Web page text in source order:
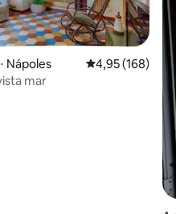
de 5, 76 avaliações
Nápoles 4,95 de uma
4,95 (168)
mar